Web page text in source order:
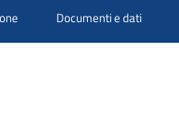
Documenti e dati